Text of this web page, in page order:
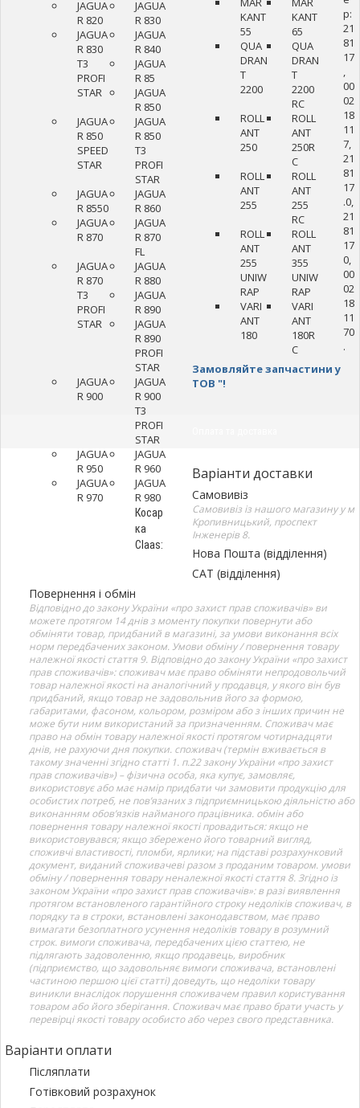
JAGUA
R 820
JAGUA
R 830
JAGUA
R 830
T3
PROFI
STAR
JAGUA
R 840
JAGUA
R 85
JAGUA
R 850
JAGUA
R 850
SPEED
STAR
JAGUA
R 850
T3
PROFI
STAR
JAGUA
R 8550
JAGUA
R 860
JAGUA
R 870
JAGUA
R 870
FL
JAGUA
R 870
T3
PROFI
STAR
JAGUA
R 880
JAGUA
R 890
JAGUA
R 890
PROFI
STAR
JAGUA
R 900
JAGUA
R 900
T3
PROFI
STAR
JAGUA
R 950
JAGUA
R 960
JAGUA
R 970
JAGUA
R 980
Косар
ка
Claas:
KANT
55
KANT
65
QUA
DRAN
T
2200
QUA
DRAN
T
2200
RC
ROLL
ANT
250
ROLL
ANT
250R
C
ROLL
ANT
255
ROLL
ANT
255
RC
ROLL
ANT
255
UNIW
RAP
ROLL
ANT
355
UNIW
RAP
VARI
ANT
180
VARI
ANT
180R
C
р:
21
81
17
00
02
18
11
7,
21
81
17
.0,
21
81
17
0,
00
02
18
11
70
.
Замовляйте запчастини у
ТОВ "!
Варіанти доставки
Самовивіз
Самовивіз із нашого магазину у м
Кропивницький, проспект
Інженерів 8.
Нова Пошта (відділення)
САТ (відділення)
Повернення і обмін
Відповідно до закону України «про захист прав споживачів» ви
можете протягом 14 днів з моменту покупки повернути або
обміняти товар, придбаний в магазині, за умови виконання всіх
норм передбачених законом. Умови обміну / повернення товару
належної якості стаття 9. Відповідно до закону України «про захист
прав споживачів»: споживач має право обміняти непродовольчий
товар належної якості на аналогічний у продавця, у якого він був
придбаний, якщо товар не задовольнив його за формою,
габаритами, фасоном, кольором, розміром або з інших причин не
може бути ним використаний за призначенням. Споживач має
право на обмін товару належної якості протягом чотирнадцяти
днів, не рахуючи дня покупки. споживач (термін вживається в
такому значенні згідно статті 1. п.22 закону України «про захист
прав споживачів») – фізична особа, яка купує, замовляє,
використовує або має намір придбати чи замовити продукцію для
особистих потреб, не пов’язаних з підприємницькою діяльністю або
виконанням обов’язків найманого працівника. обмін або
повернення товару належної якості провадиться: якщо не
використовувався; якщо збережено його товарний вигляд,
споживчі властивості, пломби, ярлики; на підставі розрахунковий
документ, виданий споживачеві разом з проданим товаром. умови
обміну / повернення товару неналежної якості стаття 8. Згідно із
законом України «про захист прав споживачів»: в разі виявлення
протягом встановленого гарантійного строку недоліків споживач, в
порядку та в строки, встановлені законодавством, має право
вимагати безоплатного усунення недоліків товару в розумний
строк. вимоги споживача, передбачених цією статтею, не
підлягають задоволенню, якщо продавець, виробник
(підприємство, що задовольняє вимоги споживача, встановлені
частиною першою цієї статті) доведуть, що недоліки товару
виникли внаслідок порушення споживачем правил користування
товаром або його зберігання. Споживач має право брати участь у
перевірці якості товару особисто або через свого представника.
Варіанти оплати
Післяплати
Готівковий розрахунок